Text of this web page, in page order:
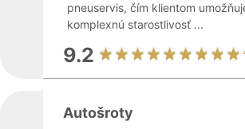
pneuservis, čím klientom
komplexnú starostlivosť ...
9.2
Autošroty